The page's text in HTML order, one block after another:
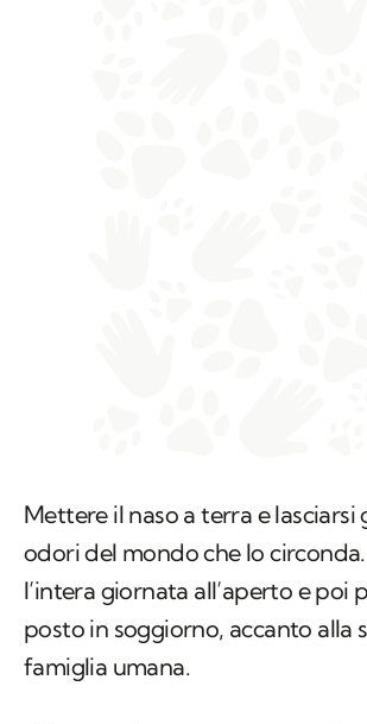
Mettere il naso a terra e lasciarsi
odori del mondo che lo
l’intera giornata all’aperto e poi
posto in soggiorno, accanto alla
famiglia umana.